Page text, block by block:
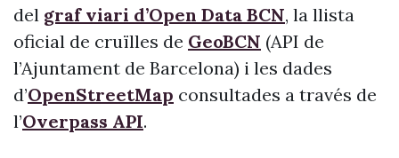
del graf viari d’Open Data BCN, la llista
oficial de cruïlles de GeoBCN (API de
l’Ajuntament de Barcelona) i les dades
d’OpenStreetMap consultades a través de
l’Overpass API.